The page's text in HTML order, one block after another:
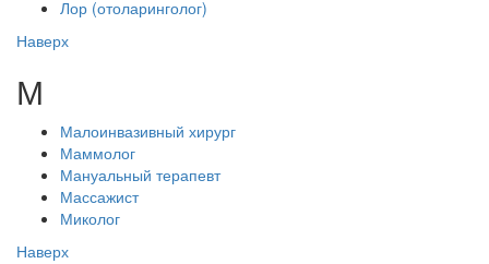
Лор (отоларинголог)
Наверх
М
Малоинвазивный хирург
Маммолог
Мануальный терапевт
Массажист
Миколог
Наверх